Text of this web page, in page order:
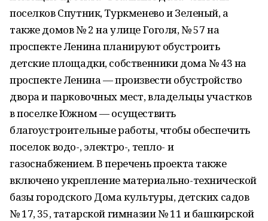
поселков Спутник, Туркменево и Зеленый, а
также домов № 2 на улице Гоголя, № 57 на
проспекте Ленина планируют обустроить
детские площадки, собственники дома № 43 на
проспекте Ленина — произвести обустройство
двора и парковочных мест, владельцы участков
в поселке Южном — осуществить
благоустроительные работы, чтобы обеспечить
поселок водо-, электро-, тепло- и
газоснабжением. В перечень проекта также
включено укрепление материально-технической
базы городского Дома культуры, детских садов
№ 17, 35, татарской гимназии № 11 и башкирской